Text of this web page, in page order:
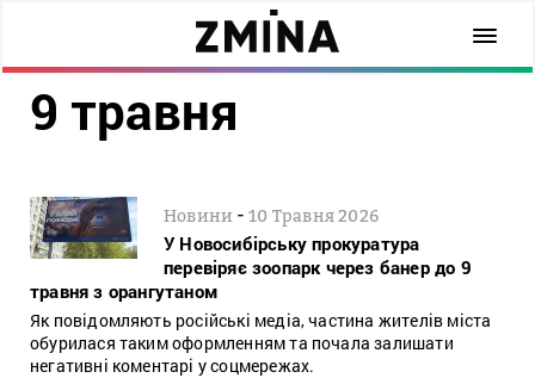
9 травня
Новини -10 Травня 2026
У Новосибірську прокуратура
перевіряє зоопарк через банер до 9
травня з орангутаном
Як повідомляють російські медіа, частина жителів міста
обурилася таким оформленням та почала залишати
негативні коментарі у соцмережах.